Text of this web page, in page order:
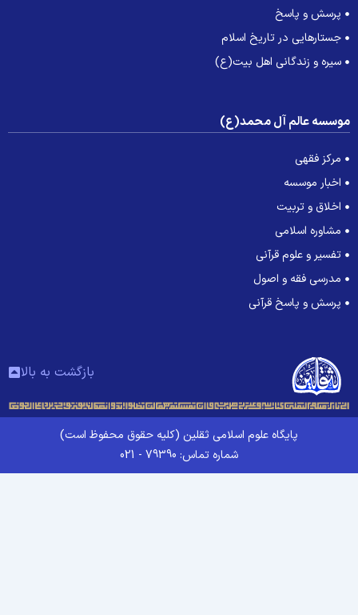
پرسش و پاسخ
جستارهایی در تاریخ اسلام
سیره و زندگانی اهل بیت(ع)
عالم آل محمد(ع)
مرکز فقهی
اخبار موسسه
اخلاق و تربیت
مشاوره اسلامی
تفسیر و علوم قرآنی
مدرسی فقه و اصول
پرسش و پاسخ قرآنی
بازگشت به بالا
پایگاه علوم اسلامی ثقلین (کلیه حقوق محفوظ است)
شماره تماس: 79390 - 021